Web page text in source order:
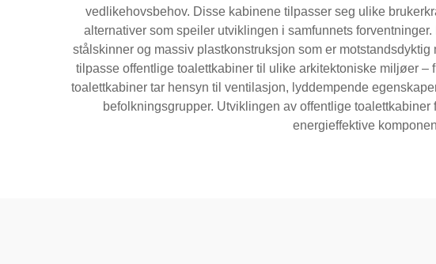
vedlikehovsbehov. Disse kabinene tilpasser seg ulike
alternativer som speiler utviklingen i samfunnets
stålskinner og massiv plastkonstruksjon som er
tilpasse offentlige toalettkabiner til ulike arkitektoniske miljøer
toalettkabiner tar hensyn til ventilasjon, lyddempende
befolkningsgrupper. Utviklingen av offentlige
energieffektive